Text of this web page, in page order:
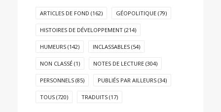
ARTICLES DE FOND (162) GÉOPOLITIQUE (79)
HISTOIRES DE DÉVELOPPEMENT (214)
HUMEURS (142) INCLASSABLES (54)
NON CLASSÉ (1) NOTES DE LECTURE (304)
PERSONNELS (85) PUBLIÉS PAR AILLEURS (34)
TOUS (720) TRADUITS (17)